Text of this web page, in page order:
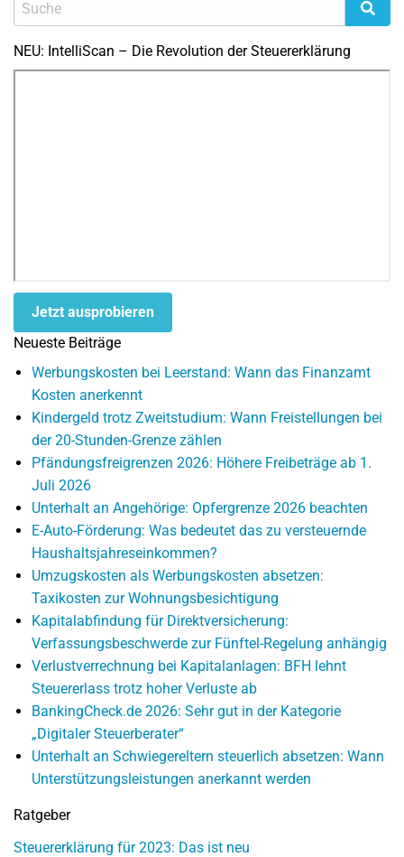
NEU: IntelliScan – Die Revolution der Steuererklärung
Jetzt ausprobieren
Neueste Beiträge
Werbungskosten bei Leerstand: Wann das Finanzamt
Kosten anerkennt
Kindergeld trotz Zweitstudium: Wann Freistellungen bei
der 20-Stunden-Grenze zählen
Pfändungsfreigrenzen 2026: Höhere Freibeträge ab 1.
Juli 2026
Unterhalt an Angehörige: Opfergrenze 2026 beachten
E-Auto-Förderung: Was bedeutet das zu versteuernde
Haushaltsjahreseinkommen?
Umzugskosten als Werbungskosten absetzen:
Taxikosten zur Wohnungsbesichtigung
Kapitalabfindung für Direktversicherung:
Verfassungsbeschwerde zur Fünftel-Regelung anhängig
Verlustverrechnung bei Kapitalanlagen: BFH lehnt
Steuererlass trotz hoher Verluste ab
BankingCheck.de 2026: Sehr gut in der Kategorie
„Digitaler Steuerberater“
Unterhalt an Schwiegereltern steuerlich absetzen: Wann
Unterstützungsleistungen anerkannt werden
Ratgeber
Steuererklärung für 2023: Das ist neu